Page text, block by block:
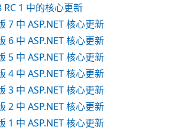
RC 1 中的核心更新
7 中 ASP.NET 核心更新
6 中 ASP.NET 核心更新
5 中 ASP.NET 核心更新
4 中 ASP.NET 核心更新
3 中 ASP.NET 核心更新
2 中 ASP.NET 核心更新
1 中 ASP.NET 核心更新